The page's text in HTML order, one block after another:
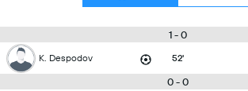
0 - 1
52'
K. Despodov
0 - 0